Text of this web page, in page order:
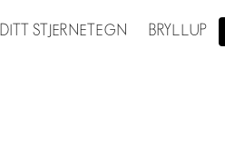
DITT STJERNETEGN BRYLLUP